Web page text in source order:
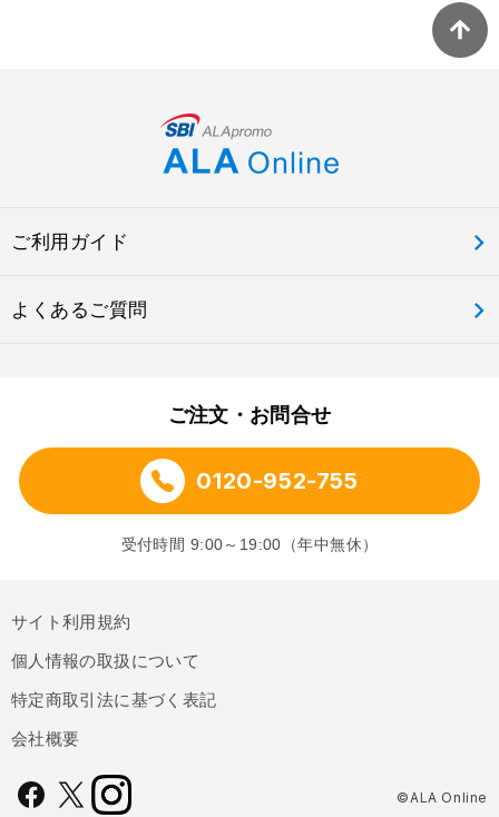
ご利用ガイド
よくあるご質問
ご注文・お問合せ
0120-952-755
受付時間 9:00～19:00（年中無休）
サイト利用規約
個人情報の取扱について
特定商取引法に基づく表記
会社概要
©ALA Online